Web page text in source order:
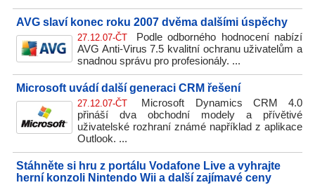
AVG slaví konec roku 2007 dvěma dalšími úspěchy
27.12.07-ČT
Podle odborného hodnocení nabízí
AVG Anti-Virus 7.5 kvalitní ochranu uživatelům a
snadnou správu pro profesionály. ...
Microsoft uvádí další generaci CRM řešení
27.12.07-ČT
Microsoft Dynamics CRM 4.0
přináší dva obchodní modely a přívětivé
uživatelské rozhraní známé například z aplikace
Outlook. ...
Stáhněte si hru z portálu Vodafone Live a vyhrajte
herní konzoli Nintendo Wii a další zajímavé ceny